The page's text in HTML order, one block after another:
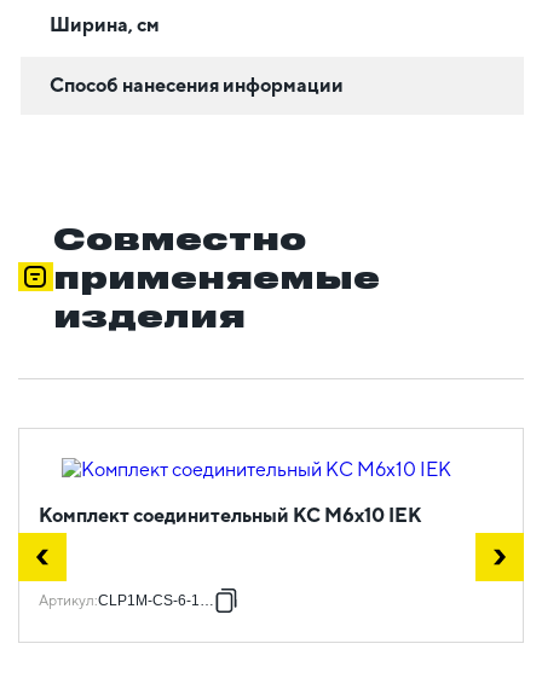
Ширина, см
Способ нанесения информации
Совместно
применяемые
изделия
Комплект соединительный КС М6х10 IEK
Артикул:CLP1M-CS-6-10-1